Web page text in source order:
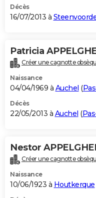
Décès
16/07/2013 à
Patricia
Créer une cagnotte
Naissance
04/04/1969 à Auchel (
Décès
22/05/2013 à Auchel (
Nestor
Créer une cagnotte
Naissance
10/06/1923 à Houtkerque